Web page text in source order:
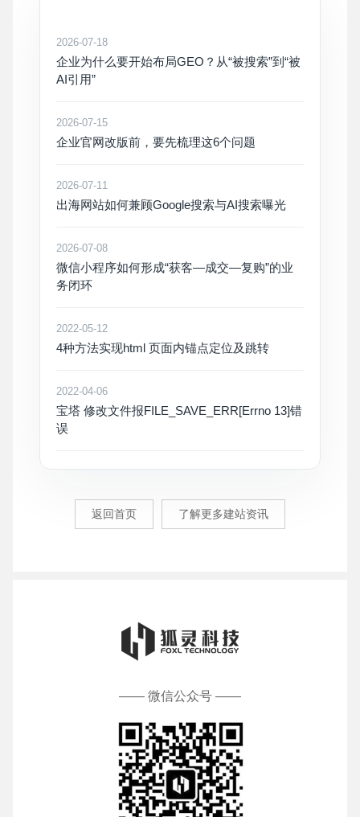
2026-07-18
企业为什么要开始布局GEO？从“被搜索”到“被
AI引用”
2026-07-15
企业官网改版前，要先梳理这6个问题
2026-07-11
出海网站如何兼顾Google搜索与AI搜索曝光
2026-07-08
微信小程序如何形成“获客—成交—复购”的业
务闭环
2022-05-12
4种方法实现html 页面内锚点定位及跳转
2022-04-06
宝塔 修改文件报FILE_SAVE_ERR[Errno 13]错
误
返回首页 了解更多建站资讯
—— 微信公众号 ——